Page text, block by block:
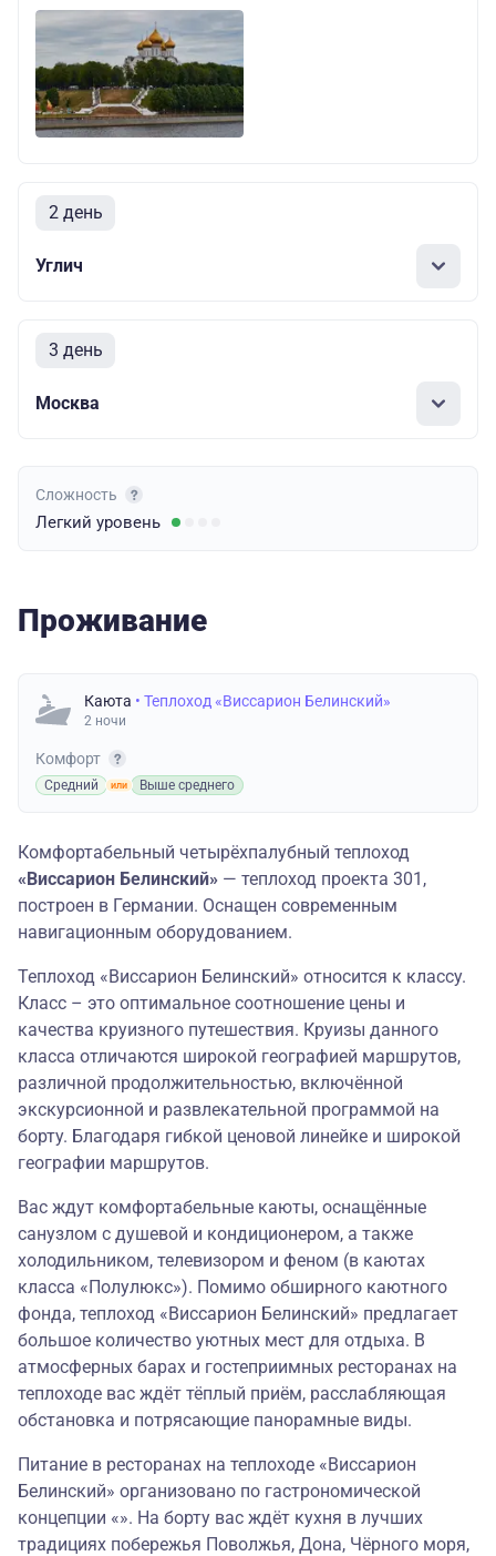
2 день
Углич
3 день
Москва
Сложность
Легкий уровень
Проживание
Каюта • Теплоход «Виссарион Белинский»
2 ночи
Комфорт
Средний Выше среднего
Комфортабельный четырёхпалубный теплоход
«Виссарион Белинский» — теплоход проекта 301,
построен в Германии. Оснащен современным
навигационным оборудованием.
Теплоход «Виссарион Белинский» относится к классу.
Класс – это оптимальное соотношение цены и
качества круизного путешествия. Круизы данного
класса отличаются широкой географией маршрутов,
различной продолжительностью, включённой
экскурсионной и развлекательной программой на
борту. Благодаря гибкой ценовой линейке и широкой
географии маршрутов.
Вас ждут комфортабельные каюты, оснащённые
санузлом с душевой и кондиционером, а также
холодильником, телевизором и феном (в каютах
класса «Полулюкс»). Помимо обширного каютного
фонда, теплоход «Виссарион Белинский» предлагает
большое количество уютных мест для отдыха. В
атмосферных барах и гостеприимных ресторанах на
теплоходе вас ждёт тёплый приём, расслабляющая
обстановка и потрясающие панорамные виды.
Питание в ресторанах на теплоходе «Виссарион
Белинский» организовано по гастрономической
концепции «». На борту вас ждёт кухня в лучших
традициях побережья Поволжья, Дона, Чёрного моря,